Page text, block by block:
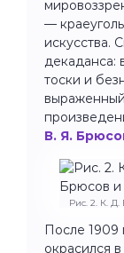
—
искусства.
декаданса:
тоски и
В. Я.
Рис. 2. К.
После 1909
окрасился